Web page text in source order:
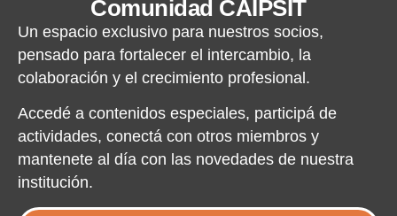
Comunidad CAIPSIT
Un espacio exclusivo para nuestros socios,
pensado para fortalecer el intercambio, la
colaboración y el crecimiento profesional.
Accedé a contenidos especiales, participá de
actividades, conectá con otros miembros y
mantenete al día con las novedades de nuestra
institución.